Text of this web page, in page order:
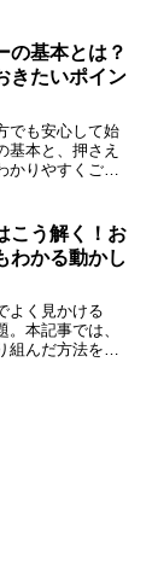
の基本とは？
きたいポイン
でも安心して始
基本と、押さえ
りやすくご紹
こう解く！お
わかる動かし
よく見かける
。本記事では、
組んだ方法を交